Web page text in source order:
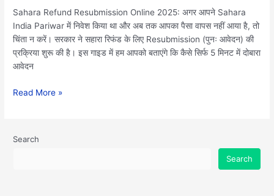
Sahara Refund Resubmission Online 2025: अगर आपने Sahara
India Pariwar में निवेश किया था और अब तक आपका पैसा वापस नहीं आया है, तो
चिंता न करें। सरकार ने सहारा रिफंड के लिए Resubmission (पुनः आवेदन) की
प्रक्रिया शुरू की है। इस गाइड में हम आपको बताएंगे कि कैसे सिर्फ 5 मिनट में दोबारा
आवेदन
आवेदन,
फॉर्म
ऐसे
भरें
Read More »
Search
Search